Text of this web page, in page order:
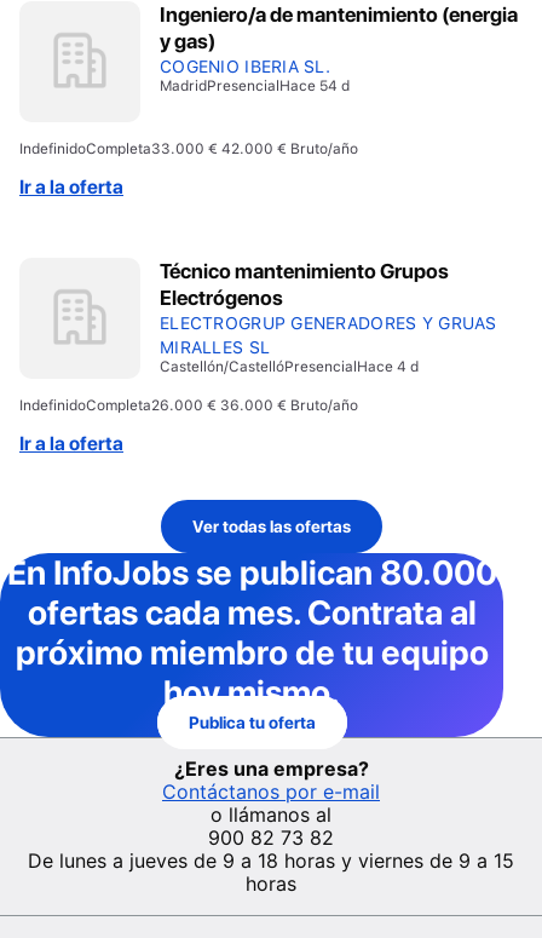
Ingeniero/a de mantenimiento (energia
y gas)
COGENIO IBERIA SL.
MadridPresencialHace 54 d
IndefinidoCompleta33.000 € 42.000 € Bruto/año
Ir a la oferta
Técnico mantenimiento Grupos
Electrógenos
ELECTROGRUP GENERADORES Y GRUAS
MIRALLES SL
Castellón/CastellóPresencialHace 4 d
IndefinidoCompleta26.000 € 36.000 € Bruto/año
Ir a la oferta
Ver todas las ofertas
En InfoJobsse publican 80.000
ofertas cada mes. Contrata al
próximo miembro de tu equipo
hoy mismo.
Publica tu oferta
¿Eres una empresa?
Contáctanos por e-mail
o llámanos al
900 82 73 82
De lunes a jueves de 9 a 18 horas y viernes de 9 a 15
horas